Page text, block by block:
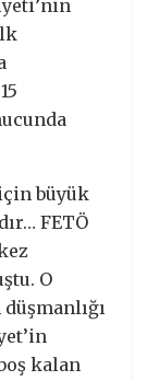
büyük
FETÖ
O
kalan